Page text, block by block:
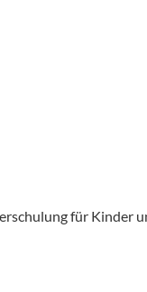
für Kinder